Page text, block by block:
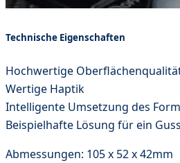
Technische Eigenschaften
Hochwertige
Wertige Haptik
Intelligente Umsetzung des
Beispielhafte Lösung für ein
Abmessungen: 105 x 52 x 42mm